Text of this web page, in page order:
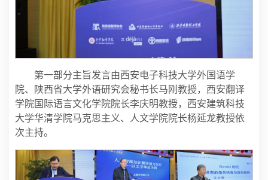
第一部分主旨发言由西安电子科技大学外国语学
院、陕西省大学外语研究会秘书长马刚教授，西安翻译
学院国际语言文化学院院长李庆明教授，西安建筑科技
大学华清学院马克思主义、人文学院院长杨延龙教授依
次主持。